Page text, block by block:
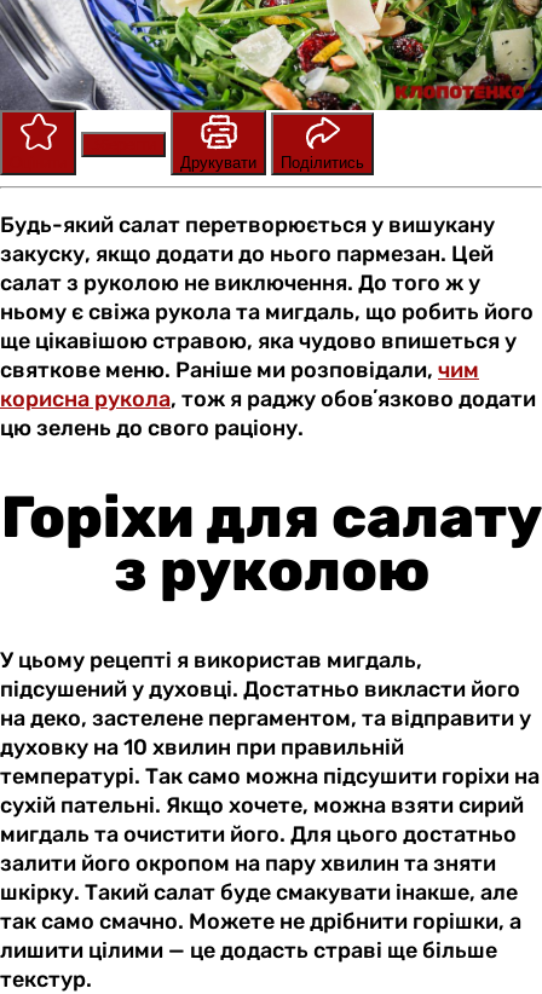
Друкувати
Поділитись
Будь-який салат перетворюється у вишукану
закуску, якщо додати до нього пармезан. Цей
салат з руколою не виключення. До того ж у
ньому є свіжа рукола та мигдаль, що робить його
ще цікавішою стравою, яка чудово впишеться у
святкове меню. Раніше ми розповідали, чим
корисна рукола, тож я раджу обовʼязково додати
цю зелень до свого раціону.
Горіхи для салату
з руколою
У цьому рецепті я використав мигдаль,
підсушений у духовці. Достатньо викласти його
на деко, застелене пергаментом, та відправити у
духовку на 10 хвилин при правильній
температурі. Так само можна підсушити горіхи на
сухій пательні. Якщо хочете, можна взяти сирий
мигдаль та очистити його. Для цього достатньо
залити його окропом на пару хвилин та зняти
шкірку. Такий салат буде смакувати інакше, але
так само смачно. Можете не дрібнити горішки, а
лишити цілими — це додасть страві ще більше
текстур.